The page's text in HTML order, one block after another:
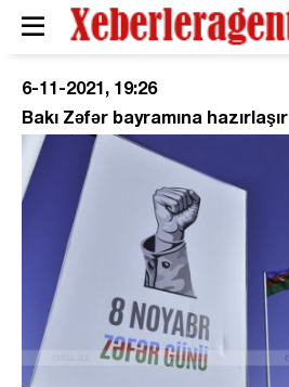
6-11-2021, 19:26
Bakı Zəfər bayramına hazırlaşır